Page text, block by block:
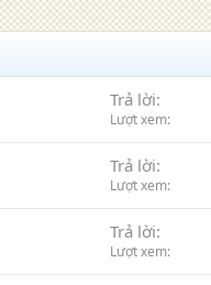
Trả lời
Lượt xem
Trả lời
Lượt xem
Trả lời
Lượt xem